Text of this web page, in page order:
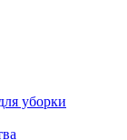
уборки